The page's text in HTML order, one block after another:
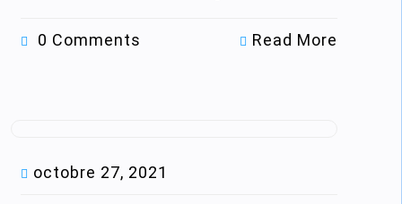
0 Comments Read More
octobre 27, 2021